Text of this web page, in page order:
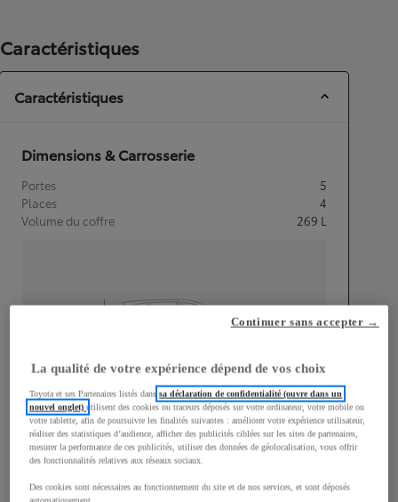
Caractéristiques
Caractéristiques
Dimensions & Carrosserie
Portes
5
Places
4
Volume du coffre
269 L
Longueur
3 700mm
La qualité de votre expérience dépend de vos choix
Toyota et ses Partenaires listés danssa déclaration de confidentialité (ouvre dans un
nouvel onglet)utilisent des cookies ou traceurs déposés sur votre ordinateur, votre mobile ou
votre tablette, afin de poursuivre les finalités suivantes : améliorer votre expérience utilisateur,
réaliser des statistiques d’audience, afficher des publicités ciblées sur les sites de partenaires,
mesurer la performance de ces publicités, utiliser des données de géolocalisation, vous offrir
des fonctionnalités relatives aux réseaux sociaux.
Des cookies sont nécessaires au fonctionnement du site et de nos services, et sont déposés
Continuer sans accepter →